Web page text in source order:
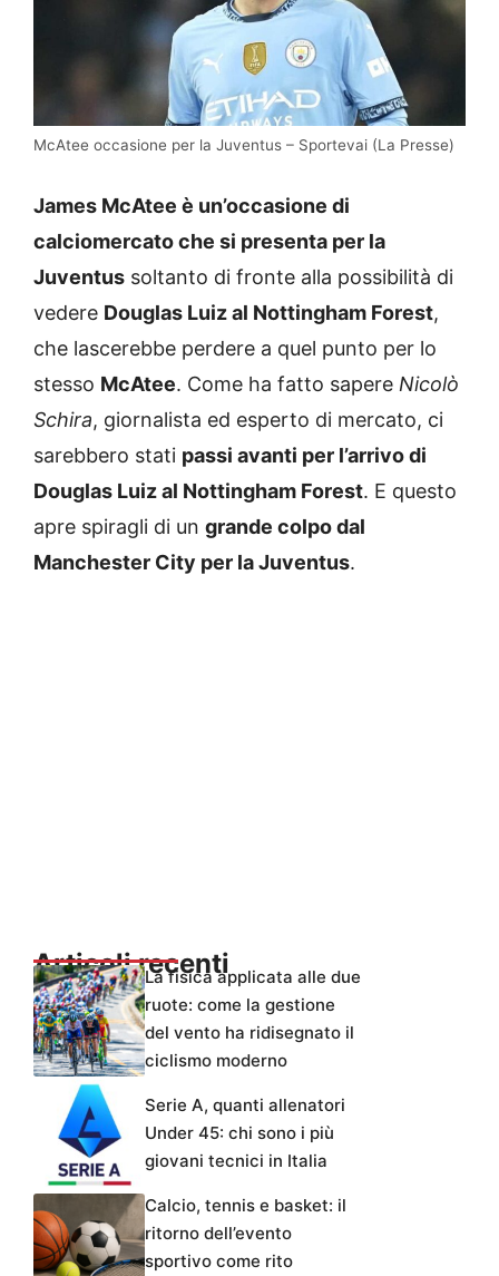
McAtee occasione per la Juventus – Sportevai (La Presse)
James McAtee è un’occasione di
calciomercato che si presenta per la
Juventus soltanto di fronte alla possibilità di
vedere Douglas Luiz al Nottingham Forest,
che lascerebbe perdere a quel punto per lo
stesso McAtee. Come ha fatto sapere Nicolò
Schira, giornalista ed esperto di mercato, ci
sarebbero stati passi avanti per l’arrivo di
Douglas Luiz al Nottingham Forest. E questo
apre spiragli di un grande colpo dal
Manchester City per la Juventus.
Articoli recentiLa fisica applicata alle due
ruote: come la gestione
del vento ha ridisegnato il
ciclismo moderno
Serie A, quanti allenatori
Under 45: chi sono i più
giovani tecnici in Italia
Calcio, tennis e basket: il
ritorno dell’evento
sportivo come rito